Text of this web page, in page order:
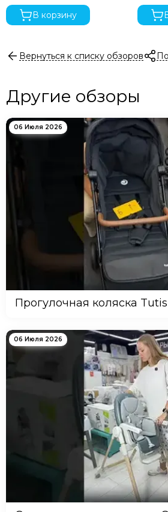
В корзину
Вернуться к списку обзоров
Другие обзоры
06 Июля 2026
Прогулочная коляска
06 Июля 2026